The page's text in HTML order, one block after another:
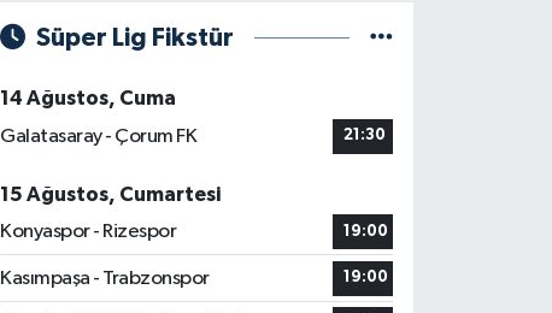
Süper Lig Fikstür
14 Ağustos, Cuma
Galatasaray - Çorum FK
21:30
15 Ağustos, Cumartesi
Konyaspor - Rizespor
19:00
Kasımpaşa - Trabzonspor 19:00